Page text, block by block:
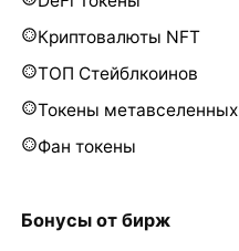
Криптовалюты NFT
ТОП Стейблкоинов
Токены метавселенных
Фан токены
Бонусы от бирж